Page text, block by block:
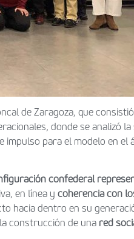
de Zaragoza, que
donde se analizó la
para el modelo en el
confederal
en línea y coherencia con
hacia dentro en su
construcción de una red